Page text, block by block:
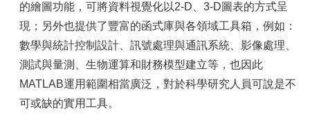
的繪圖功能，可將資料視覺化以2-D、3-D圖表的方式呈
現；另外也提供了豐富的函式庫與各領域工具箱，例如：
數學與統計控制設計、訊號處理與通訊系統、影像處理、
測試與量測、生物運算和財務模型建立等，也因此
MATLAB運用範圍相當廣泛，對於科學研究人員可說是不
可或缺的實用工具。